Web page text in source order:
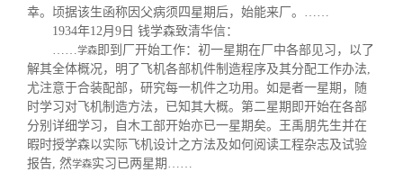
幸。顷据该生函称因父病须四星期后，始能来厂。 ……
1934年12月9日 钱学森致清华信：
……学森即到厂开始工作：初一星期在厂中各部见习，以了
解其全体概况，明了飞机各部机件制造程序及其分配工作办法,
尤注意于合装配部，研究每一机件之功用。如是者一星期，随
时学习对飞机制造方法，已知其大概。第二星期即开始在各部
分别详细学习，自木工部开始亦已一星期矣。王禹朋先生并在
暇时授学森以实际飞机设计之方法及如何阅读工程杂志及试验
报告, 然学森实习已两星期 ……